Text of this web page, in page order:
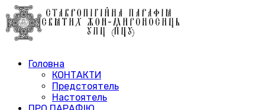
Головна
КОНТАКТИ
Предстоятель
Настоятель